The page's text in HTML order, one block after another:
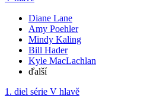
Diane Lane
Amy Poehler
Mindy Kaling
Bill Hader
Kyle MacLachlan
ďalší
1. diel série V hlavě